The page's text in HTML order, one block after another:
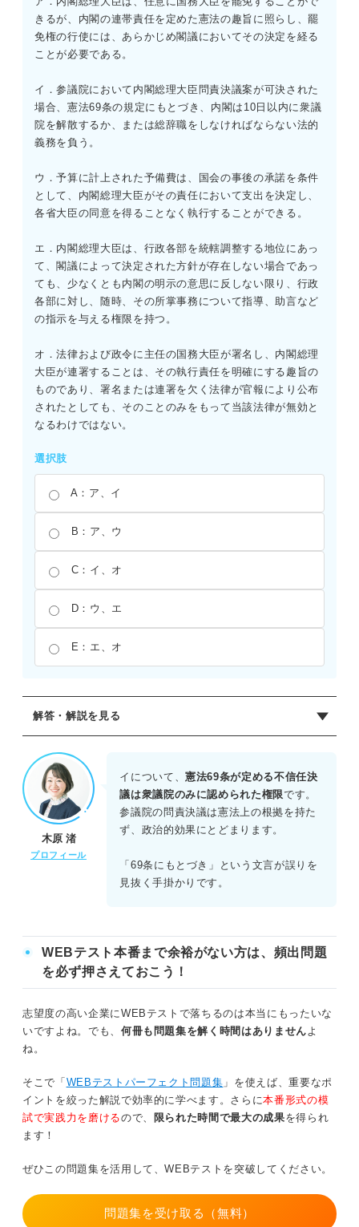
きるが、内閣の連帯責任を定めた憲法の趣旨に照らし、罷
免権の行使には、あらかじめ閣議においてその決定を経る
ことが必要である。
イ．参議院において内閣総理大臣問責決議案が可決された
場合、憲法69条の規定にもとづき、内閣は10日以内に衆議
院を解散するか、または総辞職をしなければならない法的
義務を負う。
ウ．予算に計上された予備費は、国会の事後の承諾を条件
として、内閣総理大臣がその責任において支出を決定し、
各省大臣の同意を得ることなく執行することができる。
エ．内閣総理大臣は、行政各部を統轄調整する地位にあっ
て、閣議によって決定された方針が存在しない場合であっ
ても、少なくとも内閣の明示の意思に反しない限り、行政
各部に対し、随時、その所掌事務について指導、助言など
の指示を与える権限を持つ。
オ．法律および政令に主任の国務大臣が署名し、内閣総理
大臣が連署することは、その執行責任を明確にする趣旨の
ものであり、署名または連署を欠く法律が官報により公布
されたとしても、そのことのみをもって当該法律が無効と
なるわけではない。
選択肢
A：ア、イ
B：ア、ウ
C：イ、オ
D：ウ、エ
E：エ、オ
解答・解説を見る
正解：E
ア：× 内閣総理大臣は、国務大臣を任意に罷免できる（憲
法68条2項）。罷免にあたって閣議の決定は必要ではない。
イ：× 衆議院の不信任決議には憲法上の法的効果がある
が、参議院の問責決議には解散や総辞職を強制する法的効
果はない。
ウ：× 予備費の支出は、内閣総理大臣単独ではなく、内閣
の責任においておこなわれるものである。
オ：〇 署名や連署は執行責任を明確にするためのもので
あり、これを欠くことで法律や政令が当然に無効となるわ
木原 渚
プロフィール
イについて、憲法69条が定める不信任決
議は衆議院のみに認められた権限です。
参議院の問責決議は憲法上の根拠を持た
ず、政治的効果にとどまります。
「69条にもとづき」という文言が誤りを
見抜く手掛かりです。
WEBテスト本番まで余裕がない方は、頻出問題
を必ず押さえておこう！
志望度の高い企業にWEBテストで落ちるのは本当にもったいな
いですよね。でも、 何冊も問題集を解く時間はありませんよ
ね。
そこで「 WEBテストパーフェクト問題集 」を使えば、重要なポ
イントを絞った解説で効率的に学べます。さらに本番形式の模
試で実践力を磨けるので、 限られた時間で最大の成果を得られ
ます！
ぜひこの問題集を活用して、WEBテストを突破してください。
問題集を受け取る（無料）